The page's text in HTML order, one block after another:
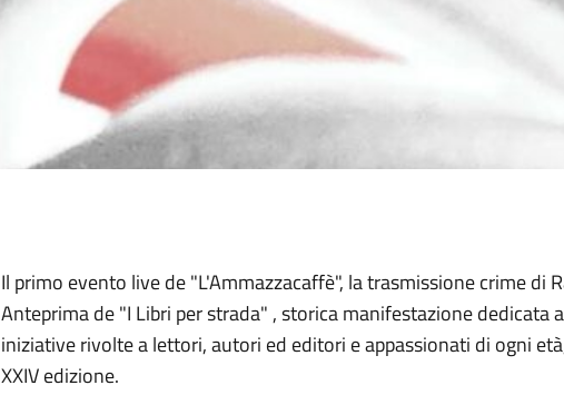
Il primo evento live de "L'Ammazzacaffè", la trasmissione crime di
Anteprima de "I Libri per strada" , storica manifestazione dedicata
iniziative rivolte a lettori, autori ed editori e appassionati di ogni
XXIV edizione.